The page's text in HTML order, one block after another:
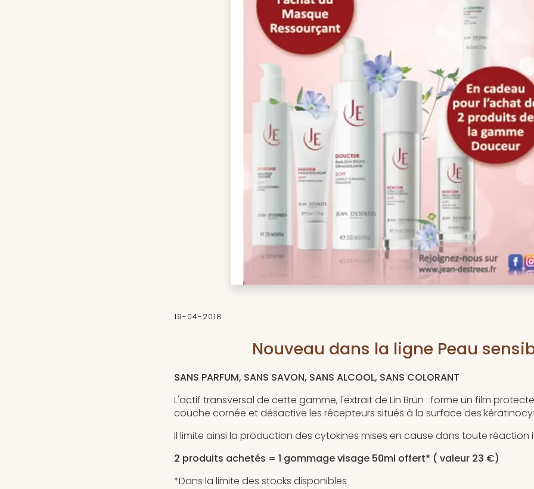
19-04-2018
Nouveau dans la ligne Peau
SANS PARFUM, SANS SAVON, SANS ALCOOL, SANS COLORANT
L'actif transversal de cette gamme, l'extrait de Lin Brun : forme un film
couche cornée et désactive les récepteurs situés à la surface des
Il limite ainsi la production des cytokines mises en cause dans toute réaction
2 produits achetés = 1 gommage visage 50ml offert* ( valeur 23 €)
*Dans la limite des stocks disponibles